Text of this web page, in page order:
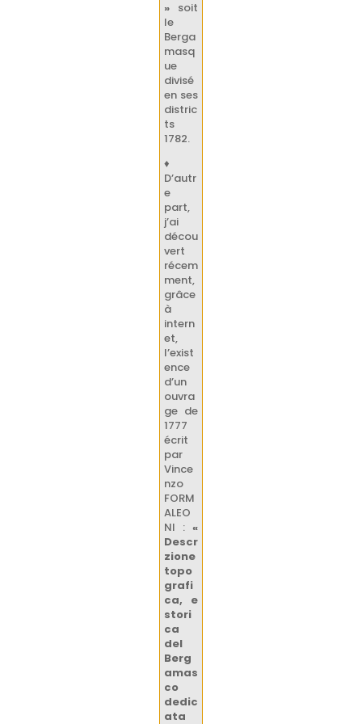
»soit
le
Berga
masq
ue
divisé
en ses
distric
ts
1782.
♦
D’autr
e
part,
j’ai
décou
vert
récem
ment,
grâce
à
intern
et,
l’exist
ence
d’un
ouvra
ge de
1777
écrit
par
Vince
nzo
FORM
ALEO
NI : «
Descr
zione
topo
grafi
ca, e
stori
ca
del
Berg
amas
co
dedic
ata